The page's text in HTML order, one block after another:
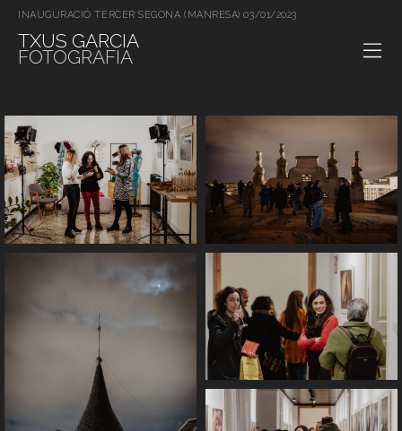
INAUGURACIÓ TERCER SEGONA (MANRESA) 03/01/2023
TXUS GARCIA
FOTOGRAFIA